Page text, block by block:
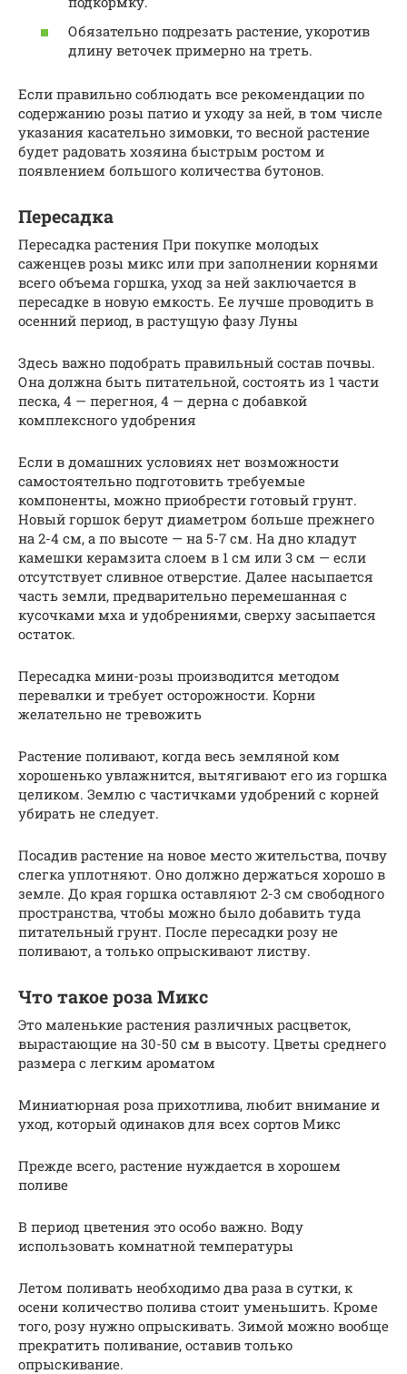
Обязательно подрезать растение, укоротив
длину веточек примерно на треть.
Если правильно соблюдать все рекомендации по
содержанию розы патио и уходу за ней, в том числе
указания касательно зимовки, то весной растение
будет радовать хозяина быстрым ростом и
появлением большого количества бутонов.
Пересадка
Пересадка растения При покупке молодых
саженцев розы микс или при заполнении корнями
всего объема горшка, уход за ней заключается в
пересадке в новую емкость. Ее лучше проводить в
осенний период, в растущую фазу Луны
Здесь важно подобрать правильный состав почвы.
Она должна быть питательной, состоять из 1 части
песка, 4 — перегноя, 4 — дерна с добавкой
комплексного удобрения
Если в домашних условиях нет возможности
самостоятельно подготовить требуемые
компоненты, можно приобрести готовый грунт.
Новый горшок берут диаметром больше прежнего
на 2-4 см, а по высоте — на 5-7 см. На дно кладут
камешки керамзита слоем в 1 см или 3 см — если
отсутствует сливное отверстие. Далее насыпается
часть земли, предварительно перемешанная с
кусочками мха и удобрениями, сверху засыпается
остаток.
Пересадка мини-розы производится методом
перевалки и требует осторожности. Корни
желательно не тревожить
Растение поливают, когда весь земляной ком
хорошенько увлажнится, вытягивают его из горшка
целиком. Землю с частичками удобрений с корней
убирать не следует.
Посадив растение на новое место жительства, почву
слегка уплотняют. Оно должно держаться хорошо в
земле. До края горшка оставляют 2-3 см свободного
пространства, чтобы можно было добавить туда
питательный грунт. После пересадки розу не
поливают, а только опрыскивают листву.
Что такое роза Микс
Это маленькие растения различных расцветок,
вырастающие на 30-50 см в высоту. Цветы среднего
размера с легким ароматом
Миниатюрная роза прихотлива, любит внимание и
уход, который одинаков для всех сортов Микс
Прежде всего, растение нуждается в хорошем
поливе
В период цветения это особо важно. Воду
использовать комнатной температуры
Летом поливать необходимо два раза в сутки, к
осени количество полива стоит уменьшить. Кроме
того, розу нужно опрыскивать. Зимой можно вообще
прекратить поливание, оставив только
опрыскивание.